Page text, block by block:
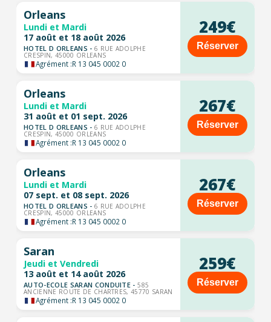
Orleans
Lundi et Mardi
17 août et 18 août 2026
HOTEL D ORLEANS - 6 RUE ADOLPHE
CRESPIN, 45000 ORLEANS
Agrément :R 13 045 0002 0
249€
Réserver
Orleans
Lundi et Mardi
31 août et 01 sept. 2026
HOTEL D ORLEANS - 6 RUE ADOLPHE
CRESPIN, 45000 ORLEANS
Agrément :R 13 045 0002 0
267€
Réserver
Orleans
Lundi et Mardi
07 sept. et 08 sept. 2026
HOTEL D ORLEANS - 6 RUE ADOLPHE
CRESPIN, 45000 ORLEANS
Agrément :R 13 045 0002 0
267€
Réserver
Saran
Jeudi et Vendredi
13 août et 14 août 2026
AUTO-ECOLE SARAN CONDUITE -585
ANCIENNE ROUTE DE CHARTRES, 45770 SARAN
Agrément :R 13 045 0002 0
259€
Réserver